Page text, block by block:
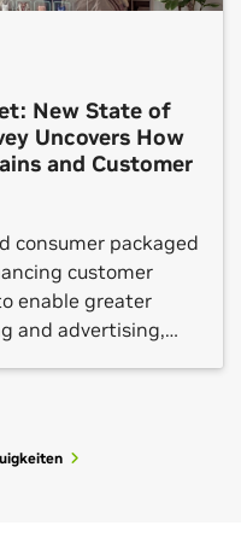
New State of
Uncovers How
and Customer
consumer packaged
customer
enable greater
and advertising,
by […]